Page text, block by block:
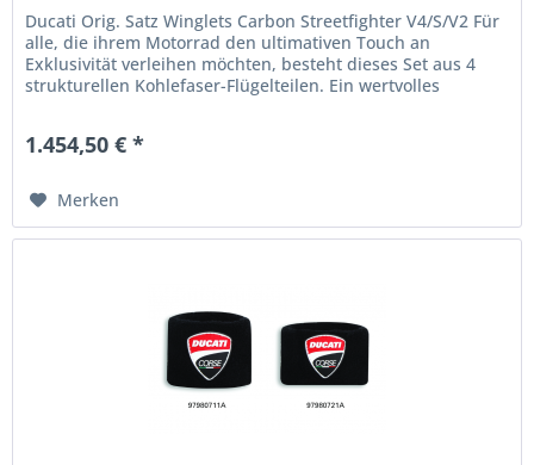
Ducati Orig. Satz Winglets Carbon Streetfighter V4/S/V2 Für
alle, die ihrem Motorrad den ultimativen Touch an
Exklusivität verleihen möchten, besteht dieses Set aus 4
strukturellen Kohlefaser-Flügelteilen. Ein wertvolles
1.454,50 € *
Merken